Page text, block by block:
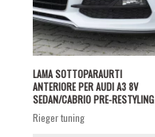
LAMA SOTTOPARAURTI
ANTERIORE PER AUDI A3 8V
SEDAN/CABRIO PRE-RESTYLING
CON S-LINE NERO...
rieger tuning